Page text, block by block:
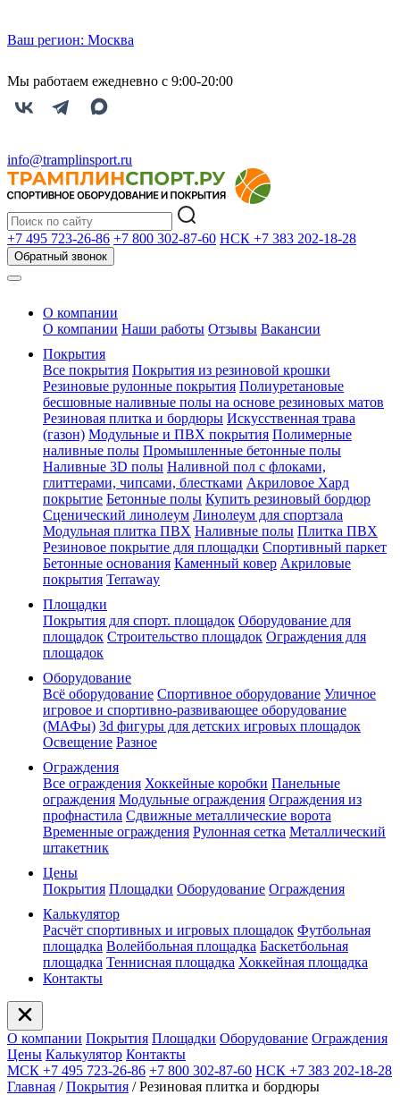
Ваш регион: Москва
Мы работаем ежедневно с 9:00-20:00
info@tramplinsport.ru
+7 495 723-26-86 +7 800 302-87-60 НСК +7 383 202-18-28
Обратный звонок
О компании
О компании Наши работы Отзывы Вакансии
Покрытия
Все покрытия Покрытия из резиновой крошки
Резиновые рулонные покрытия Полиуретановые
бесшовные наливные полы на основе резиновых матов
Резиновая плитка и бордюры Искусственная трава
(газон) Модульные и ПВХ покрытия Полимерные
наливные полы Промышленные бетонные полы
Наливные 3D полы Наливной пол с флоками,
глиттерами, чипсами, блестками Акриловое Хард
покрытие Бетонные полы Купить резиновый бордюр
Сценический линолеум Линолеум для спортзала
Модульная плитка ПВХ Наливные полы Плитка ПВХ
Резиновое покрытие для площадки Спортивный паркет
Бетонные основания Каменный ковер Акриловые
покрытия Terraway
Площадки
Покрытия для спорт. площадок Оборудование для
площадок Строительство площадок Ограждения для
площадок
Оборудование
Всё оборудование Спортивное оборудование Уличное
игровое и спортивно-развивающее оборудование
(МАФы) 3d фигуры для детских игровых площадок
Освещение Разное
Ограждения
Все ограждения Хоккейные коробки Панельные
ограждения Модульные ограждения Ограждения из
профнастила Сдвижные металлические ворота
Временные ограждения Рулонная сетка Металлический
штакетник
Цены
Покрытия Площадки Оборудование Ограждения
Калькулятор
Расчёт спортивных и игровых площадок Футбольная
площадка Волейбольная площадка Баскетбольная
площадка Теннисная площадка Хоккейная площадка
Контакты
О компании Покрытия Площадки Оборудование Ограждения
Цены Калькулятор Контакты
МСК +7 495 723-26-86 +7 800 302-87-60 НСК +7 383 202-18-28
Главная / Покрытия / Резиновая плитка и бордюры